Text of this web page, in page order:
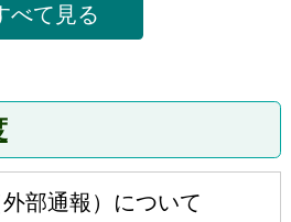
べて見る
部通報）について